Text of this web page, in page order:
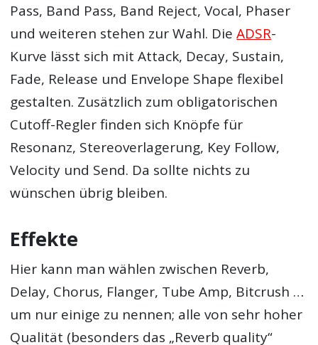
Pass, Band Pass, Band Reject, Vocal, Phaser
und weiteren stehen zur Wahl. DieADSR-
Kurve lässt sich mit Attack, Decay, Sustain,
Fade, Release und Envelope Shape flexibel
gestalten. Zusätzlich zum obligatorischen
Cutoff-Regler finden sich Knöpfe für
Resonanz, Stereoverlagerung, Key Follow,
Velocity und Send. Da sollte nichts zu
wünschen übrig bleiben.
Effekte
Hier kann man wählen zwischen Reverb,
Delay, Chorus, Flanger, Tube Amp, Bitcrush …
um nur einige zu nennen; alle von sehr hoher
Qualität (besonders das „Reverb quality“